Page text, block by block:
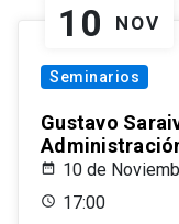
10 NOV
Seminarios
Gustavo
10 de
17:00